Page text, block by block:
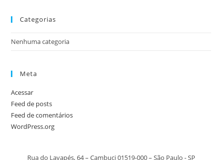
Categorias
Nenhuma categoria
Meta
Acessar
Feed de posts
Feed de comentários
WordPress.org
Rua do Lavapés, 64 – Cambuci 01519-000 – São Paulo - SP